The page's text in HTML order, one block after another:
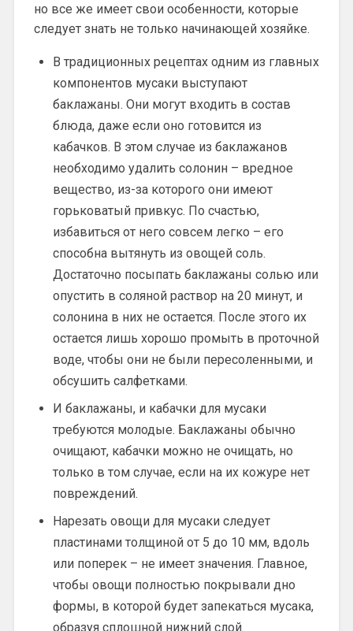
но все же имеет свои особенности, которые
следует знать не только начинающей хозяйке.
В традиционных рецептах одним из главных
компонентов мусаки выступают
баклажаны. Они могут входить в состав
блюда, даже если оно готовится из
кабачков. В этом случае из баклажанов
необходимо удалить солонин – вредное
вещество, из-за которого они имеют
горьковатый привкус. По счастью,
избавиться от него совсем легко – его
способна вытянуть из овощей соль.
Достаточно посыпать баклажаны солью или
опустить в соляной раствор на 20 минут, и
солонина в них не остается. После этого их
остается лишь хорошо промыть в проточной
воде, чтобы они не были пересоленными, и
обсушить салфетками.
И баклажаны, и кабачки для мусаки
требуются молодые. Баклажаны обычно
очищают, кабачки можно не очищать, но
только в том случае, если на их кожуре нет
повреждений.
Нарезать овощи для мусаки следует
пластинами толщиной от 5 до 10 мм, вдоль
или поперек – не имеет значения. Главное,
чтобы овощи полностью покрывали дно
формы, в которой будет запекаться мусака,
образуя сплошной нижний слой.